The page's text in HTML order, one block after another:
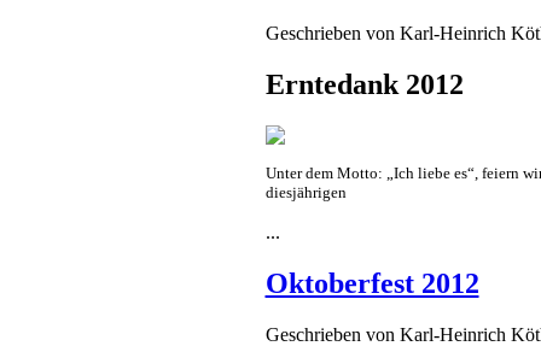
Geschrieben von Karl-Heinrich
Erntedank 2012
Unter dem Motto: „Ich liebe es“, feiern
diesjährigen
...
Oktoberfest 2012
Geschrieben von Karl-Heinrich